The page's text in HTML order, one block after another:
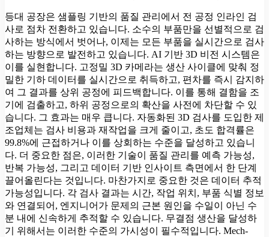
등대 공장은 샘플링 기반의 품질 관리에서 전 공정 인라인 검
사로 점차 전환하고 있습니다. 소수의 부품만을 선별적으로 검
사하는 방식에서 벗어나, 이제는 모든 부품을 실시간으로 검사
하는 방향으로 발전하고 있습니다. AI 기반 3D 비전 시스템은
이를 실현합니다. 고정밀 3D 카메라는 생산 사이클에 맞춰 정
밀한 기하 데이터를 실시간으로 취득하고, 편차를 즉시 감지하
여 그 결과를 상위 공정에 피드백합니다. 이를 통해 결함을 조
기에 검출하고, 하위 공정으로의 확산을 사전에 차단할 수 있
습니다. 그 효과는 매우 큽니다. 자동화된 3D 검사를 도입한 제
조업체는 검사 비용과 재작업을 크게 줄이고, 초도 합격률은
99.8%에 근접하거나 이를 상회하는 수준을 달성하고 있습니
다. 더 중요한 점은, 이러한 기술이 품질 관리를 예측 가능성,
반복 가능성, 그리고 데이터 기반 인사이트 측면에서 한 단계
끌어올린다는 것입니다. 마찬가지로 중요한 것은 데이터 추적
가능성입니다. 각 검사 결과는 시간, 작업 위치, 부품 식별 정보
와 연결되어, 엔지니어가 문제의 근본 원인을 수일이 아닌 수
분 내에 신속하게 추적할 수 있습니다. 무결점 생산을 달성하
기 위해서는 이러한 수준의 가시성이 필수적입니다. Mech-